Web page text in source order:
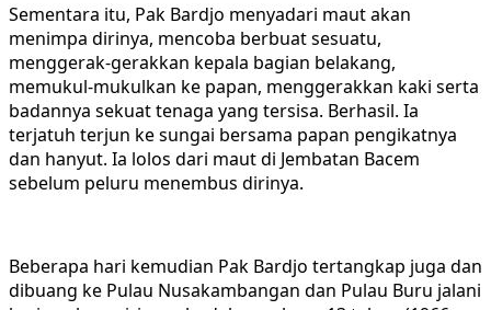
Sementara itu, Pak Bardjo menyadari maut akan
menimpa dirinya, mencoba berbuat sesuatu,
menggerak-gerakkan kepala bagian belakang,
memukul-mukulkan ke papan, menggerakkan kaki serta
badannya sekuat tenaga yang tersisa. Berhasil. Ia
terjatuh terjun ke sungai bersama papan pengikatnya
dan hanyut. Ia lolos dari maut di Jembatan Bacem
sebelum peluru menembus dirinya.
Beberapa hari kemudian Pak Bardjo tertangkap juga dan
dibuang ke Pulau Nusakambangan dan Pulau Buru jalani